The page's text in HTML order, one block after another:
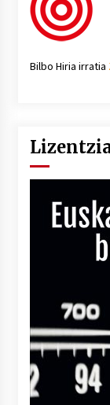
Bilbo Hiria irratia